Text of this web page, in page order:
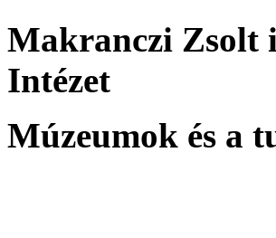
Makranczi Zsolt
Intézet
Múzeumok és a